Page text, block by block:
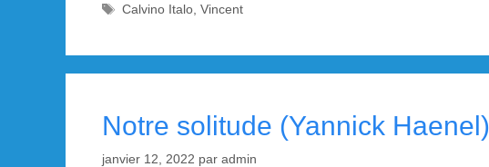
Étiquettes
Calvino Italo, Vincent
Notre solitude (Yannick Haenel)
janvier 12, 2022 par admin